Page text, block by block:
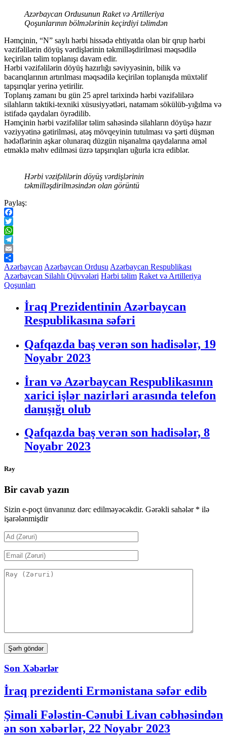
Azərbaycan Ordusunun Raket və Artilleriya
Qoşunlarının bölmələrinin keçirdiyi təlimdən
Həmçinin, “N” saylı hərbi hissədə ehtiyatda olan bir qrup hərbi
vəzifəlilərin döyüş vərdişlərinin təkmilləşdirilməsi məqsədilə
keçirilən təlim toplanışı davam edir.
Hərbi vəzifəlilərin döyüş hazırlığı səviyyəsinin, bilik və
bacarıqlarının artırılması məqsədilə keçirilən toplanışda müxtəlif
tapşırıqlar yerinə yetirilir.
Toplanış zamanı bu gün 25 aprel tarixində hərbi vəzifəlilərə
silahların taktiki-texniki xüsusiyyətləri, natamam sökülüb-yığılma və
istifadə qaydaları öyrədilib.
Həmçinin hərbi vəzifəlilər təlim sahəsində silahların döyüşə hazır
vəziyyətinə gətirilməsi, atəş mövqeyinin tutulması və şərti düşmən
hədəflərinin aşkar olunaraq düzgün nişanalma qaydalarına əməl
etməklə məhv edilməsi üzrə tapşırıqları uğurla icra ediblər.
Hərbi vəzifəlilərin döyüş vərdişlərinin
təkmilləşdirilməsindən olan görüntü
Paylaş:
Facebook
Twitter
WhatsApp
Telegram
Email
Share
Azərbaycan Azərbaycan Ordusu Azərbaycan Respublikası
Azərbaycan Silahlı Qüvvələri Hərbi təlim Raket və Artilleriya
Qoşunları
İraq Prezidentinin Azərbaycan
Respublikasına səfəri
Qafqazda baş verən son hadisələr, 19
Noyabr 2023
İran və Azərbaycan Respublikasının
xarici işlər nazirləri arasında telefon
danışığı olub
Qafqazda baş verən son hadisələr, 8
Noyabr 2023
Rəy
Bir cavab yazın
Sizin e-poçt ünvanınız dərc edilməyəcəkdir. Gərəkli sahələr * ilə
işarələnmişdir
Son Xəbərlər
İraq prezidenti Ermənistana səfər edib
Şimali Fələstin-Cənubi Livan cəbhəsindən
ən son xəbərlər, 22 Noyabr 2023